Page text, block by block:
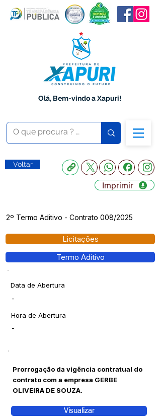
Olá, Bem-vindo a Xapuri!
Voltar
Imprimir
2º Termo Aditivo - Contrato 008/2025
Licitações
Termo Aditivo
Data de Abertura
-
Hora de Abertura
-
Prorrogação da vigência contratual do
contrato com a empresa GERBE
OLIVEIRA DE SOUZA.
Visualizar